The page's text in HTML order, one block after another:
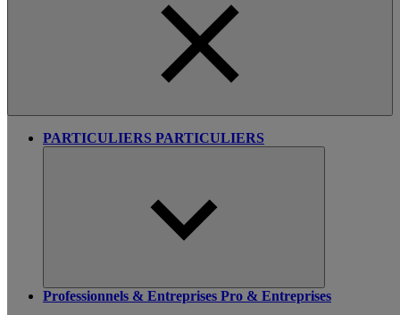
PARTICULIERS PARTICULIERS
Professionnels & Entreprises Pro & Entreprises